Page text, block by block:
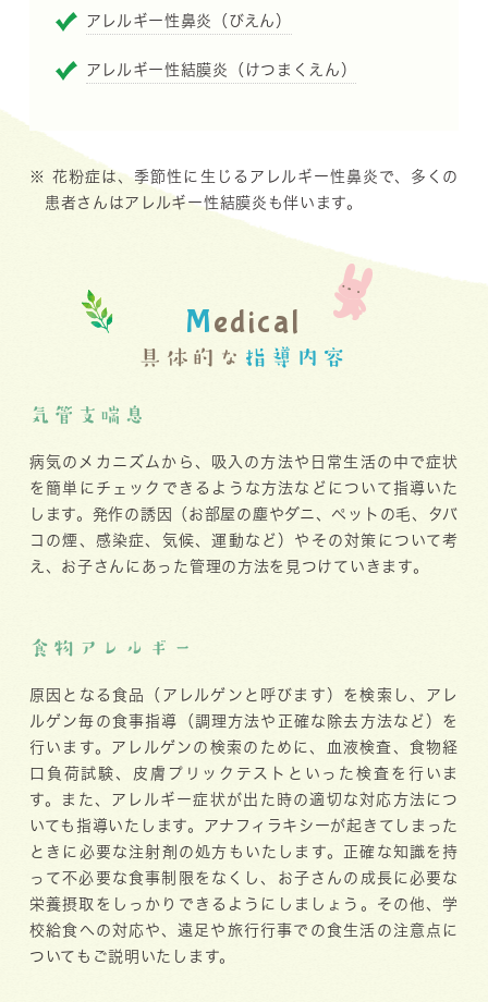
アレルギー性鼻炎（びえん）
アレルギー性結膜炎（けつまくえん）
※ 花粉症は、季節性に生じるアレルギー性鼻炎で、多くの
患者さんはアレルギー性結膜炎も伴います。
Medical
具体的な 指導内容
気管支喘息
病気のメカニズムから、吸入の方法や日常生活の中で症状
を簡単にチェックできるような方法などについて指導いた
します。発作の誘因（お部屋の塵やダニ、ペットの毛、タバ
コの煙、感染症、気候、運動など）やその対策について考
え、お子さんにあった管理の方法を見つけていきます。
食物アレルギー
原因となる食品（アレルゲンと呼びます）を検索し、アレ
ルゲン毎の食事指導（調理方法や正確な除去方法など）を
行います。アレルゲンの検索のために、血液検査、食物経
口負荷試験、皮膚プリックテストといった検査を行いま
す。また、アレルギー症状が出た時の適切な対応方法につ
いても指導いたします。アナフィラキシーが起きてしまった
ときに必要な 注射剤の処方もいたします。正確な知識を持
って不必要な食事制限をなくし、お子さんの成長に必要な
栄養摂取をしっかりできるようにしましょう。その他、学
校給食への対応や、遠足や旅行行事での食生活の注意点に
ついてもご説明いたします。